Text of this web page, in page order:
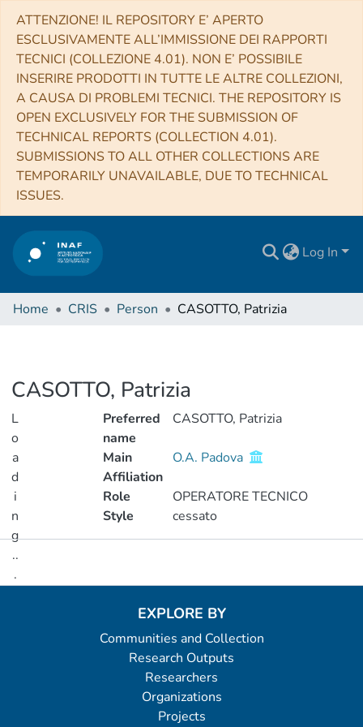
ATTENZIONE! IL REPOSITORY E’ APERTO
ESCLUSIVAMENTE ALL’IMMISSIONE DEI RAPPORTI
TECNICI (COLLEZIONE 4.01). NON E’ POSSIBILE
INSERIRE PRODOTTI IN TUTTE LE ALTRE COLLEZIONI,
A CAUSA DI PROBLEMI TECNICI. THE REPOSITORY IS
OPEN EXCLUSIVELY FOR THE SUBMISSION OF
TECHNICAL REPORTS (COLLECTION 4.01).
SUBMISSIONS TO ALL OTHER COLLECTIONS ARE
TEMPORARILY UNAVAILABLE, DUE TO TECHNICAL
ISSUES.
Log In
Home CRIS Person CASOTTO, Patrizia
CASOTTO, Patrizia
L
o
a
d
i
n
g
..
.
Preferred
name
CASOTTO, Patrizia
Main
Affiliation
O.A. Padova
Role
OPERATORE TECNICO
Style
cessato
EXPLORE BY
Communities and Collection
Research Outputs
Researchers
Organizations
Projects